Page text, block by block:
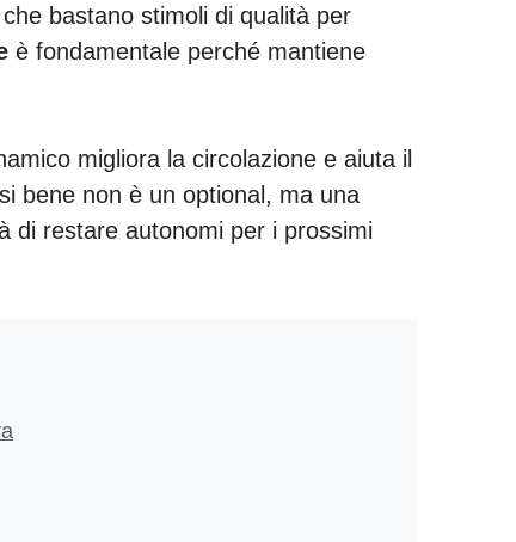
bastano stimoli di qualità per
è fondamentale perché mantiene
migliora la circolazione e aiuta il
bene non è un optional, ma una
di restare autonomi per i prossimi